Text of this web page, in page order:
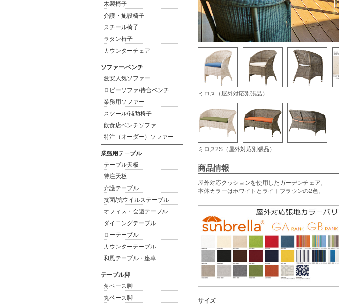
ミロス（屋外対応別張品）
ミロス2S（屋外対応別張品）
商品情報
屋外対応クッションを使用したガーデンチェア。
本体カラーはホワイトとライトブラウンの2色。
サイズ
木製椅子
介護・施設椅子
スチール椅子
ラタン椅子
カウンターチェア
ソファー/ベンチ
激安人気ソファー
ロビーソファ/待合ベンチ
業務用ソファー
スツール/補助椅子
飲食店ベンチソファ
特注（オーダー）ソファー
業務用テーブル
テーブル天板
特注天板
介護テーブル
抗菌/抗ウイルステーブル
オフィス・会議テーブル
ダイニングテーブル
ローテーブル
カウンターテーブル
和風テーブル・座卓
テーブル脚
角ベース脚
丸ベース脚